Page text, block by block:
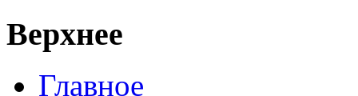
Верхнее
Главное